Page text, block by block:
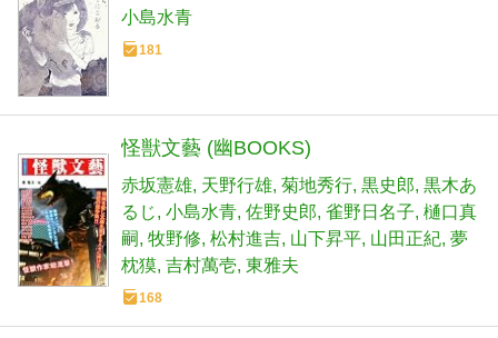
小島水青
181
怪獣文藝 (幽BOOKS)
赤坂憲雄 天野行雄 菊地秀行 黒史郎 黒木あ
るじ 小島水青 佐野史郎 雀野日名子 樋口真
嗣 牧野修 松村進吉 山下昇平 山田正紀 夢
枕獏 吉村萬壱 東雅夫
168